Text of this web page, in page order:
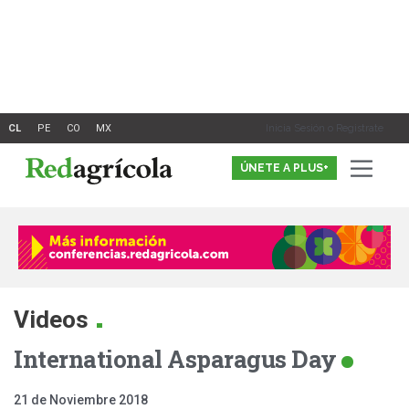
Inicia Sesión o Registrate
ÚNETE A PLUS+
Videos .
International Asparagus Day
21 de Noviembre 2018